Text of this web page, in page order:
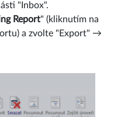
"Inbox".
Report" (kliknutím na
a zvolte "Export" →